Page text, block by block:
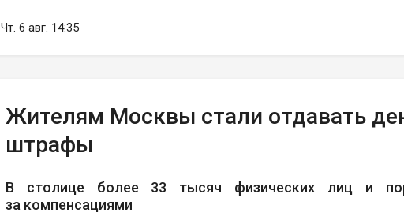
Чт. 6 авг. 14:35
Жителям Москвы стали отдавать
штрафы
В столице более 33 тысяч физических лиц и
за компенсациями